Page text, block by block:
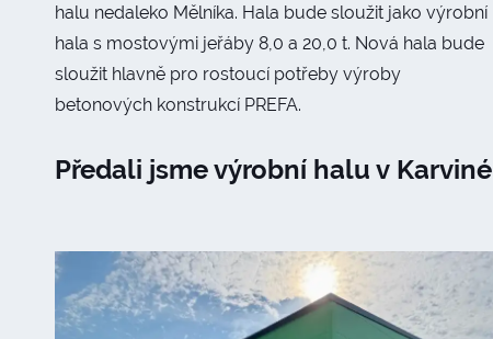
halu nedaleko Mělníka. Hala bude sloužit jako výrobní
hala s mostovými jeřáby 8,0 a 20,0 t. Nová hala bude
sloužit hlavně pro rostoucí potřeby výroby
betonových konstrukcí PREFA.
Předali jsme výrobní halu v Karviné